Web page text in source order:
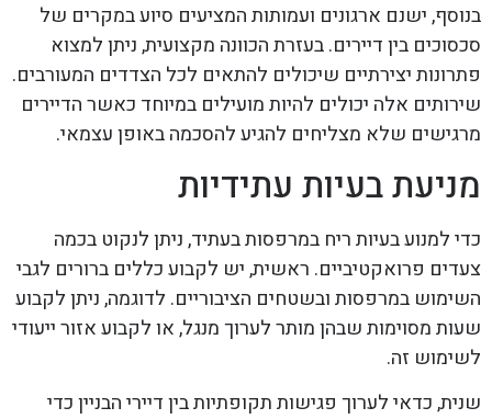
בנוסף, ישנם ארגונים ועמותות המציעים סיוע במקרים של
סכסוכים בין דיירים. בעזרת הכוונה מקצועית, ניתן למצוא
פתרונות יצירתיים שיכולים להתאים לכל הצדדים המעורבים.
שירותים אלה יכולים להיות מועילים במיוחד כאשר הדיירים
מרגישים שלא מצליחים להגיע להסכמה באופן עצמאי.
מניעת בעיות עתידיות
כדי למנוע בעיות ריח במרפסות בעתיד, ניתן לנקוט בכמה
צעדים פרואקטיביים. ראשית, יש לקבוע כללים ברורים לגבי
השימוש במרפסות ובשטחים הציבוריים. לדוגמה, ניתן לקבוע
שעות מסוימות שבהן מותר לערוך מנגל, או לקבוע אזור ייעודי
לשימוש זה.
שנית, כדאי לערוך פגישות תקופתיות בין דיירי הבניין כדי